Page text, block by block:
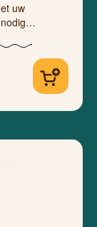
uw
nodig…